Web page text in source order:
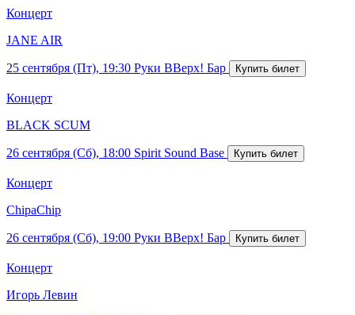
Концерт
JANE AIR
25 сентября (Пт), 19:30 Руки ВВерх! Бар
Концерт
BLACK SCUM
26 сентября (Сб), 18:00 Spirit Sound Base
Концерт
ChipaChip
26 сентября (Сб), 19:00 Руки ВВерх! Бар
Концерт
Игорь Левин